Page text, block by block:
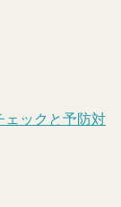
ェックと予防対